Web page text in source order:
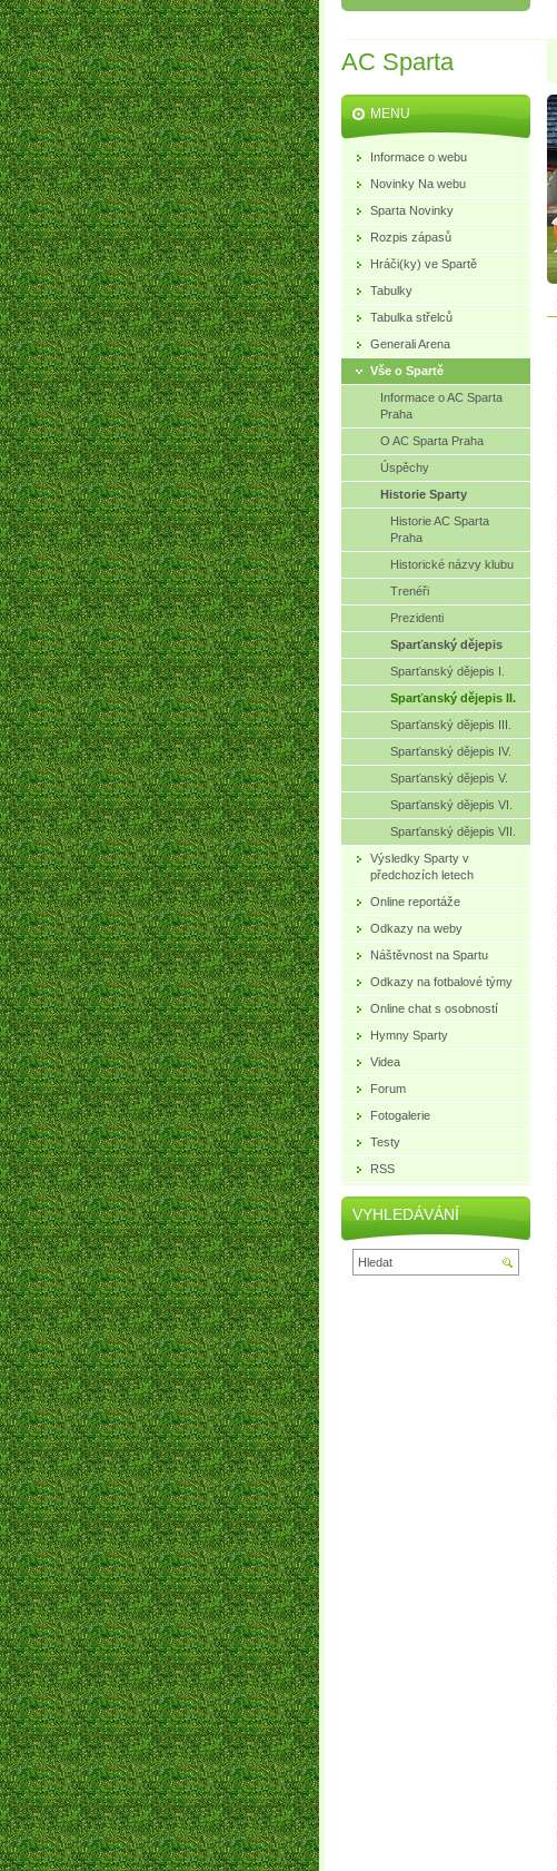
AC Sparta
MENU
Informace o webu
Novinky Na webu
Sparta Novinky
Rozpis zápasů
Hráči(ky) ve Spartě
Tabulky
Tabulka střelců
Generali Arena
Vše o Spartě
Informace o AC Sparta
Praha
O AC Sparta Praha
Úspěchy
Historie Sparty
Historie AC Sparta
Praha
Historické názvy klubu
Trenéři
Prezidenti
Sparťanský dějepis
Sparťanský dějepis I.
Sparťanský dějepis II.
Sparťanský dějepis III.
Sparťanský dějepis IV.
Sparťanský dějepis V.
Sparťanský dějepis VI.
Sparťanský dějepis VII.
Výsledky Sparty v
předchozích letech
Online reportáže
Odkazy na weby
Náštěvnost na Spartu
Odkazy na fotbalové týmy
Online chat s osobností
Hymny Sparty
Videa
Forum
Fotogalerie
Testy
RSS
VYHLEDÁVÁNÍ